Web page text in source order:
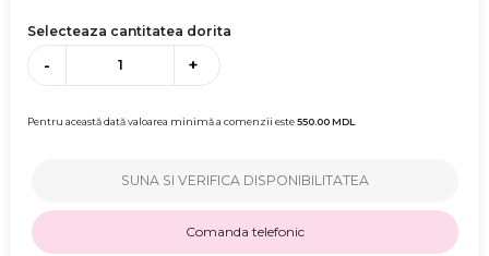
Selecteaza cantitatea dorita
- +
Pentru această dată valoarea minimă a comenzii este550.00MDL
SUNA SI VERIFICA DISPONIBILITATEA
Comanda telefonic